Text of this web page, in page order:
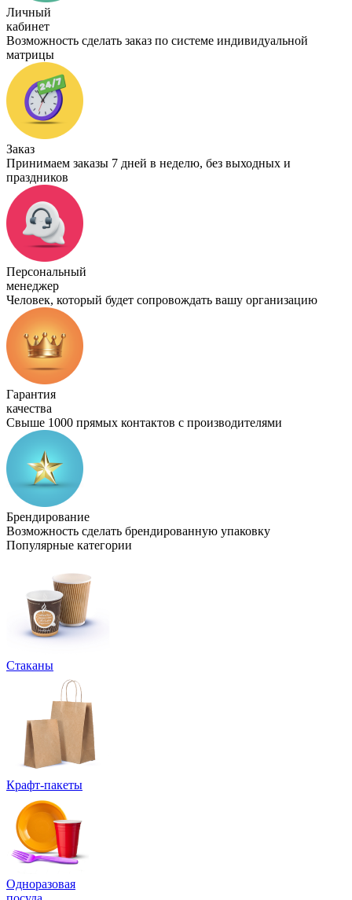
Личный
кабинет
Возможность сделать заказ по системе индивидуальной
матрицы
Заказ
Принимаем заказы 7 дней в неделю, без выходных и
праздников
Персональный
менеджер
Человек, который будет сопровождать вашу организацию
Гарантия
качества
Свыше 1000 прямых контактов с производителями
Брендирование
Возможность сделать брендированную упаковку
Популярные категории
Стаканы
Крафт-пакеты
Одноразовая